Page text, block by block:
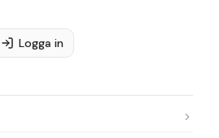
Logga in